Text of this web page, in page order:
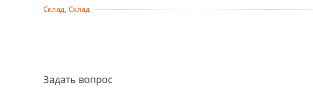
Склад, Склад
Задать вопрос